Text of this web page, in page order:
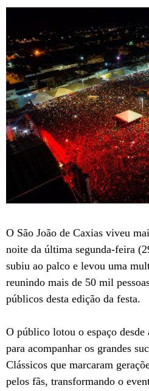
O São João de Caxias viveu
noite da última segunda-feira
subiu ao palco e levou uma
reunindo mais de 50 mil
públicos desta edição da festa.
O público lotou o espaço
para acompanhar os grandes
Clássicos que marcaram
pelos fãs, transformando o